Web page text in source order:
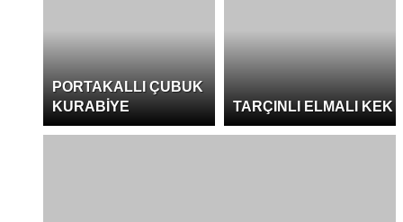
PORTAKALLI ÇUBUK
KURABİYE
TARÇINLI ELMALI KEK